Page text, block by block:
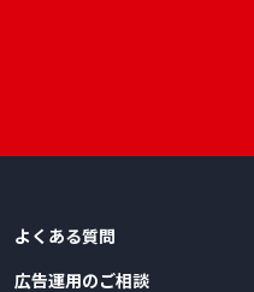
よくある質問
広告運用のご相談